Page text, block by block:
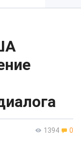
1394 0